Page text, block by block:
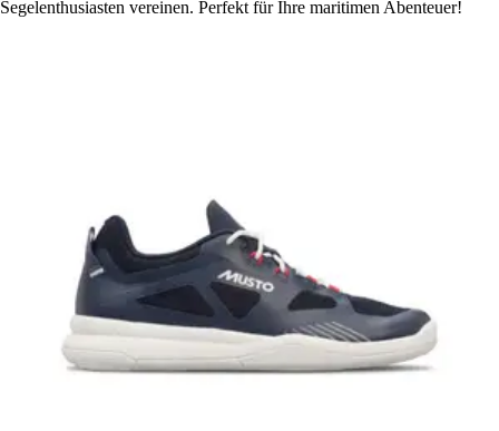
Segelenthusiasten vereinen. Perfekt für Ihre maritimen Abenteuer!